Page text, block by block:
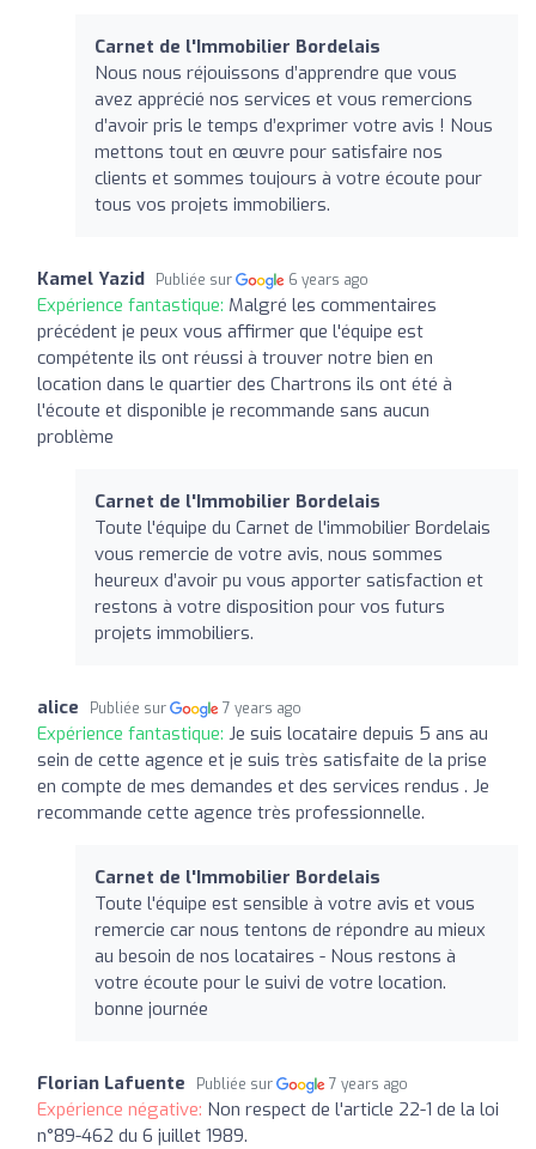
Carnet de l'Immobilier Bordelais
Nous nous réjouissons d’apprendre que vous
avez apprécié nos services et vous remercions
d’avoir pris le temps d’exprimer votre avis ! Nous
mettons tout en œuvre pour satisfaire nos
clients et sommes toujours à votre écoute pour
tous vos projets immobiliers.
Kamel Yazid Publiée sur 6 years ago
Expérience fantastique: Malgré les commentaires
précédent je peux vous affirmer que l'équipe est
compétente ils ont réussi à trouver notre bien en
location dans le quartier des Chartrons ils ont été à
l'écoute et disponible je recommande sans aucun
problème
Carnet de l'Immobilier Bordelais
Toute l'équipe du Carnet de l'immobilier Bordelais
vous remercie de votre avis, nous sommes
heureux d’avoir pu vous apporter satisfaction et
restons à votre disposition pour vos futurs
projets immobiliers.
alice Publiée sur 7 years ago
Expérience fantastique: Je suis locataire depuis 5 ans au
sein de cette agence et je suis très satisfaite de la prise
en compte de mes demandes et des services rendus . Je
recommande cette agence très professionnelle.
Carnet de l'Immobilier Bordelais
Toute l'équipe est sensible à votre avis et vous
remercie car nous tentons de répondre au mieux
au besoin de nos locataires - Nous restons à
votre écoute pour le suivi de votre location.
bonne journée
Florian Lafuente Publiée sur 7 years ago
Expérience négative: Non respect de l'article 22-1 de la loi
n°89-462 du 6 juillet 1989.